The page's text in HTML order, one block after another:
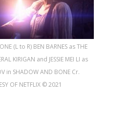
(L to R) BEN BARNES as THE
KIRIGAN and JESSIE MEI LI as
in SHADOW AND BONE Cr.
OF NETFLIX © 2021